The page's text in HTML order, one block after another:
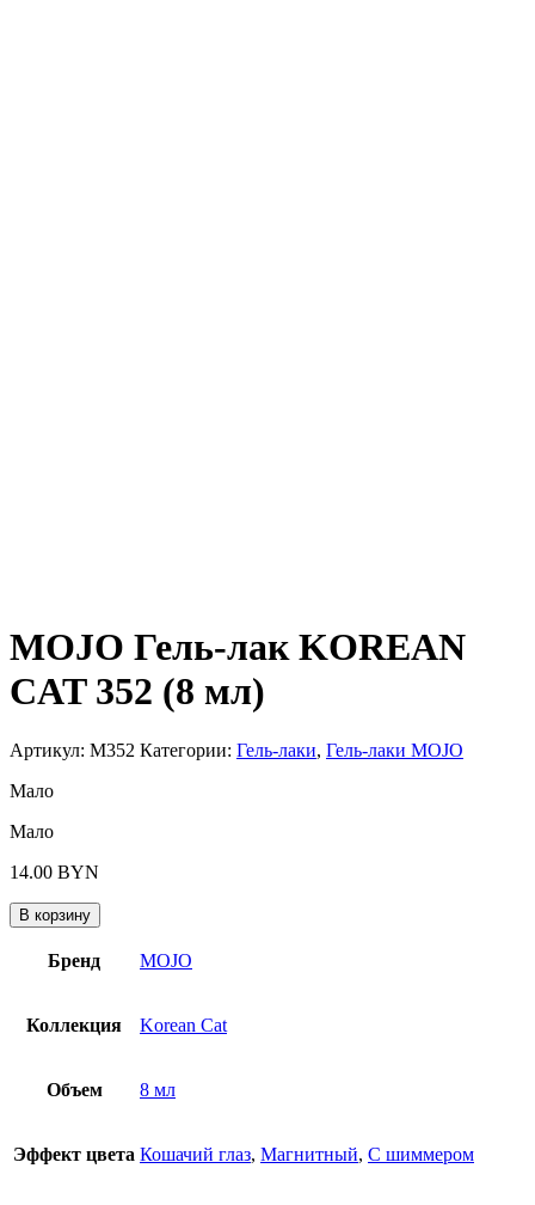
MOJO Гель-лак KOREAN
CAT 352 (8 мл)
Артикул: M352 Категории: Гель-лаки, Гель-лаки MOJO
Мало
Мало
14.00 BYN
В корзину
Бренд MOJO
Коллекция Korean Cat
Объем 8 мл
Эффект цвета Кошачий глаз, Магнитный, С шиммером